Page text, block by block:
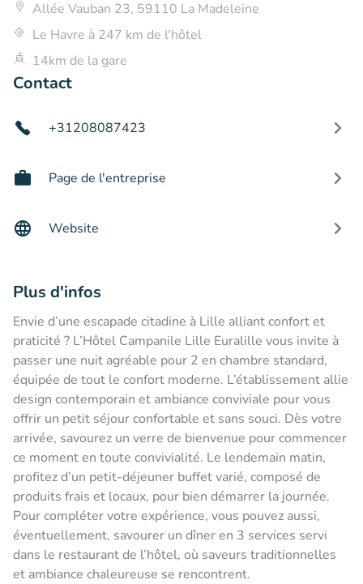
Allée Vauban 23, 59110 La Madeleine
Le Havre à 247 km de l'hôtel
14km de la gare
Contact
+31208087423
Page de l'entreprise
Website
Plus d'infos
Envie d’une escapade citadine à Lille alliant confort et
praticité ? L’Hôtel Campanile Lille Euralille vous invite à
passer une nuit agréable pour 2 en chambre standard,
équipée de tout le confort moderne. L’établissement allie
design contemporain et ambiance conviviale pour vous
offrir un petit séjour confortable et sans souci. Dès votre
arrivée, savourez un verre de bienvenue pour commencer
ce moment en toute convivialité. Le lendemain matin,
profitez d’un petit-déjeuner buffet varié, composé de
produits frais et locaux, pour bien démarrer la journée.
Pour compléter votre expérience, vous pouvez aussi,
éventuellement, savourer un dîner en 3 services servi
dans le restaurant de l’hôtel, où saveurs traditionnelles
et ambiance chaleureuse se rencontrent.